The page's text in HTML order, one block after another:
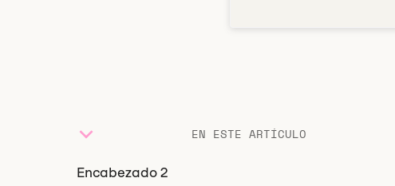
EN ESTE ARTÍCULO
Encabezado 2